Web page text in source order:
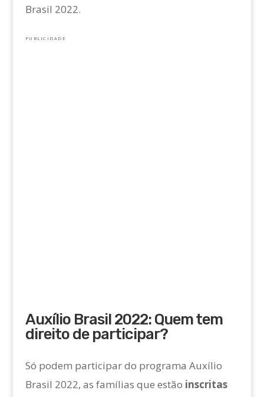
Brasil 2022.
PUBLICIDADE
Auxílio Brasil 2022: Quem tem
direito de participar?
Só podem participar do programa Auxílio
Brasil 2022, as famílias que estão inscritas